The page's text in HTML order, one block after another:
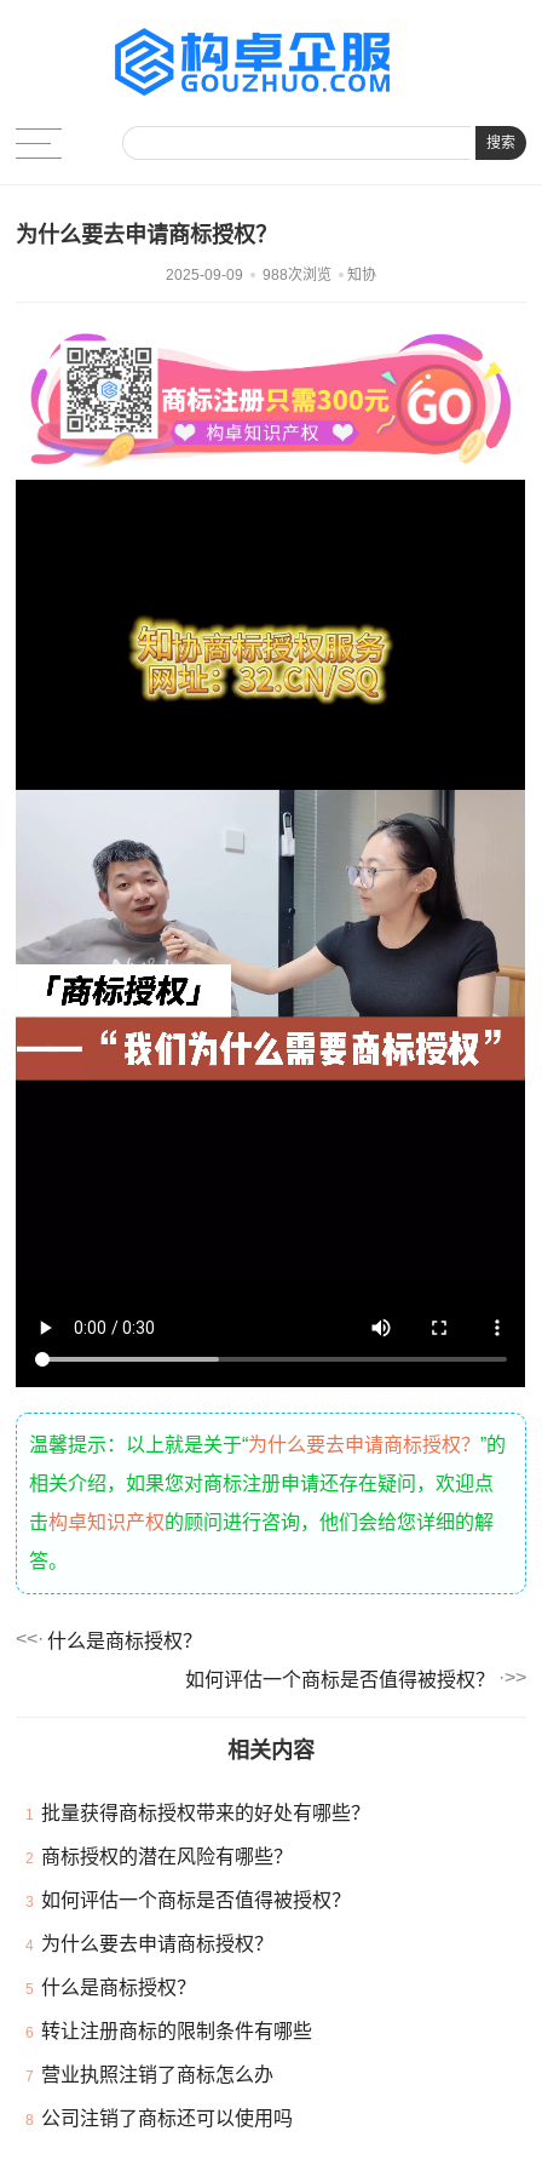
搜索
为什么要去申请商标授权？
2025-09-09 988次浏览 知协
温馨提示：以上就是关于“为什么要去申请商标授权？”的
相关介绍，如果您对商标注册申请还存在疑问，欢迎点
击构卓知识产权的顾问进行咨询，他们会给您详细的解
答。
什么是商标授权？
如何评估一个商标是否值得被授权？
相关内容
1 批量获得商标授权带来的好处有哪些？
2 商标授权的潜在风险有哪些？
3 如何评估一个商标是否值得被授权？
4 为什么要去申请商标授权？
5 什么是商标授权？
6 转让注册商标的限制条件有哪些
7 营业执照注销了商标怎么办
8 公司注销了商标还可以使用吗